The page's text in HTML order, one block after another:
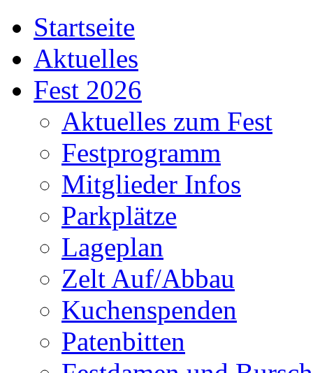
Startseite
Aktuelles
Fest 2026
Aktuelles zum Fest
Festprogramm
Mitglieder Infos
Parkplätze
Lageplan
Zelt Auf/Abbau
Kuchenspenden
Patenbitten